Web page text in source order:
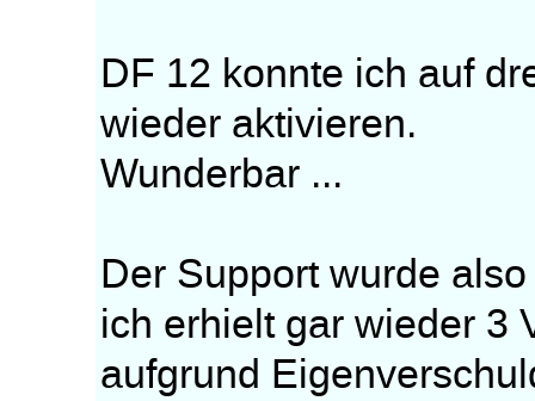
DF 12 konnte ich auf
wieder aktivieren.
Wunderbar ...
Der Support wurde
ich erhielt gar wieder 3
aufgrund